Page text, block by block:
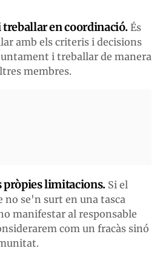
treballar en coordinació. És
amb els criteris i decisions
i treballar de manera
membres.
pròpies limitacions. Si el
se'n surt en una tasca
manifestar al responsable
com un fracàs sinó